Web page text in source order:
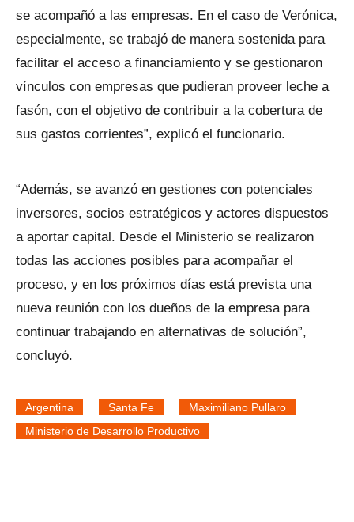
se acompañó a las empresas. En el caso de Verónica,
especialmente, se trabajó de manera sostenida para
facilitar el acceso a financiamiento y se gestionaron
vínculos con empresas que pudieran proveer leche a
fasón, con el objetivo de contribuir a la cobertura de
sus gastos corrientes”, explicó el funcionario.
“Además, se avanzó en gestiones con potenciales
inversores, socios estratégicos y actores dispuestos
a aportar capital. Desde el Ministerio se realizaron
todas las acciones posibles para acompañar el
proceso, y en los próximos días está prevista una
nueva reunión con los dueños de la empresa para
continuar trabajando en alternativas de solución”,
concluyó.
Argentina Santa Fe
Maximiliano Pullaro
Ministerio de Desarrollo Productivo